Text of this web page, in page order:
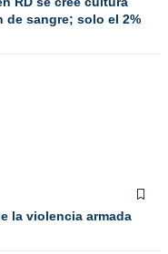
sangre; solo el 2%
la violencia armada